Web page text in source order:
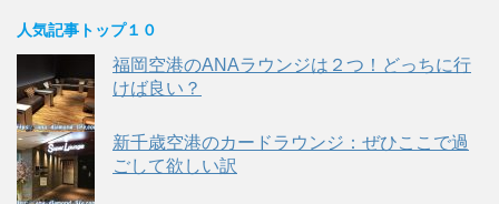
人気記事トップ１０
福岡空港のANAラウンジは２つ！どっちに行
けば良い？
新千歳空港のカードラウンジ：ぜひここで過
ごして欲しい訳